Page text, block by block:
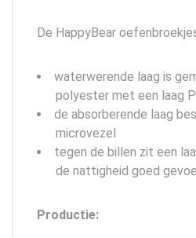
De HappyBear
waterwerende laag is
polyester met een laag
de absorberende laag
microvezel
tegen de billen zit een
de nattigheid goed
Productie: